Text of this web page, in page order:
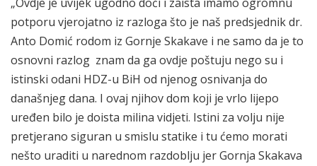
potporu vjerojatno iz razloga što je naš predsjednik dr.
Anto Domić rodom iz Gornje Skakave i ne samo da je to
osnovni razlog znam da ga ovdje poštuju nego su i
istinski odani HDZ-u BiH od njenog osnivanja do
današnjeg dana. I ovaj njihov dom koji je vrlo lijepo
uređen bilo je doista milina vidjeti. Istini za volju nije
pretjerano siguran u smislu statike i tu ćemo morati
nešto uraditi u narednom razdoblju jer Gornja Skakava